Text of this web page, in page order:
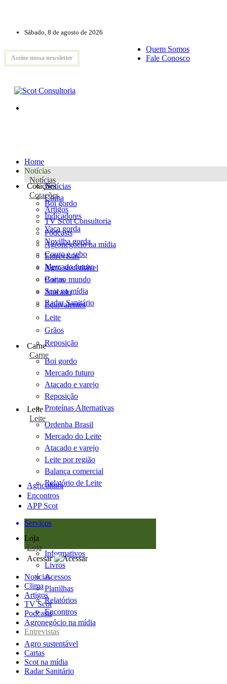
Sábado, 8 de agosto de 2026
Assine nossa newsletter
Quem Somos
Fale Conosco
Home
Notícias
Notícias
Notícias
Clima
Artigos
TV Scot Consultoria
Podcasts
Agronegócio na mídia
Entrevistas
Agro sustentável
Cartas
Scot na mídia
Radar Sanitário
Cotações
Cotações
Boi gordo
Indicadores
Vaca gorda
Novilha gorda
Couro e sebo
Mercado futuro
Boi no mundo
Atacado
Equivalentes
Leite
Grãos
Reposição
Carne
Carne
Boi gordo
Mercado futuro
Atacado e varejo
Reposição
Proteínas Alternativas
Leite
Leite
Ordenha Brasil
Mercado do Leite
Atacado e varejo
Leite por região
Balança comercial
Relatório de Leite
Agricultura
Encontros
APP Scot
Serviços
Loja
Loja
Informativos
Livros
Acessos
Planilhas
Relatórios
Encontros
Acessar
Notícias
Clima
Artigos
TV Scot
Podcasts
Agronegócio na mídia
Entrevistas
Agro sustentável
Cartas
Scot na mídia
Radar Sanitário